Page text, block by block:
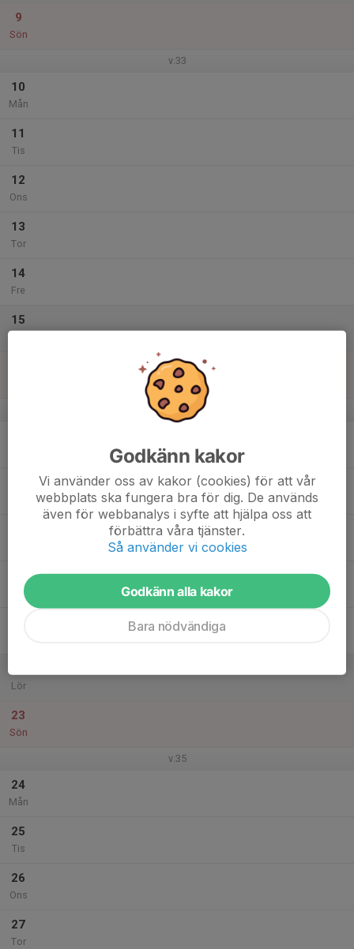
9
Sön
v.33
10
Mån
11
Tis
12
Ons
13
Tor
14
Fre
15
v.34
Tor
Lör
23
Sön
v.35
24
Mån
25
Tis
26
Ons
27
Tor
Godkänn kakor
Vi använder oss av kakor (cookies) för att vår
webbplats ska fungera bra för dig. De används
även för webbanalys i syfte att hjälpa oss att
förbättra våra tjänster.
Så använder vi cookies
Godkänn alla kakor
Bara nödvändiga